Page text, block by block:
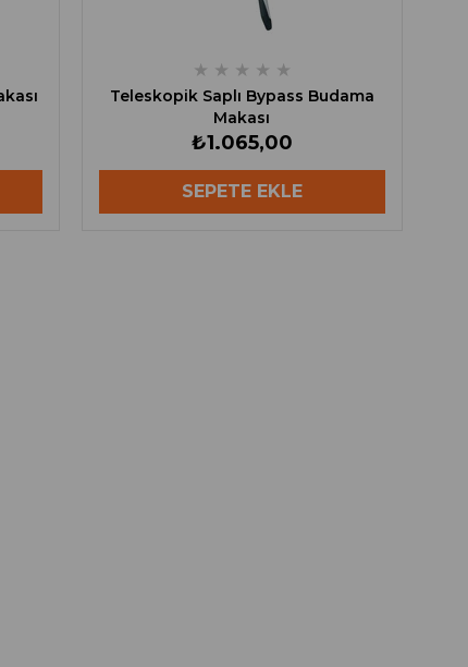
★ ★ ★ ★ ★
Teleskopik Saplı Bypass Budama
Makası
₺1.065,00
SEPETE EKLE